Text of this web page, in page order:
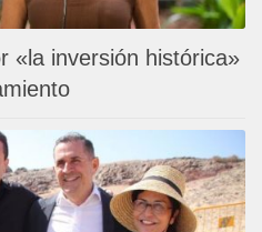
«la inversión histórica»